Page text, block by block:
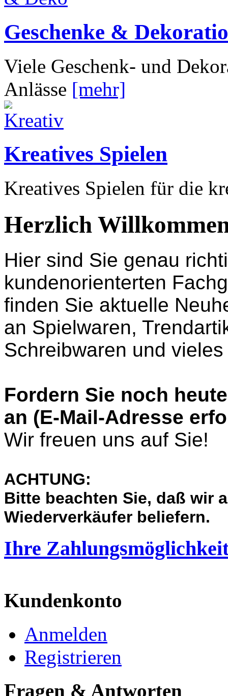
Geschenke &
Viele Geschenk- und
Anlässe [mehr]
Kreatives Spielen
Kreatives Spielen für die
Herzlich
Hier sind Sie genau
kundenorienterten
finden Sie aktuelle
an Spielwaren,
Schreibwaren und vieles
Fordern Sie noch
an (E-Mail-Adresse
Wir freuen uns auf Sie!
ACHTUNG:
Bitte beachten Sie, daß wir
Wiederverkäufer beliefern.
Ihre
Kundenkonto
Anmelden
Registrieren
Fragen & Antworten